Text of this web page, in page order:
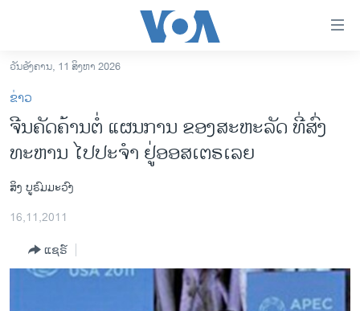
ເຂົ້າ
ຫາ
ຂ້າມ
ຂ້າມ
ຂ້າມ
ຫາ
ຊອກ
ຄົ້ນ
ລາວ
ການເລືອກຕັ້ງ ປະທານາທີບໍດີ ສະຫະລັດ 2024
ຂ່າວ​ຈີນ
ໂລກ
ເອເຊຍ
ວັນອັງຄານ, 11 ສິງຫາ 2026
ຂ່າວ
ຈີນຄັດຄ້ານຕໍ່ ແຜນການ ຂອງສະຫະລັດ ທີ່ສົ່ງ
ທະຫານ ໄປປະຈໍາ ຢູ່ອອສເຕຣເລຍ
ສິງ ບູຣົມມະວົງ
16,11,2011
ແຊຣ໌